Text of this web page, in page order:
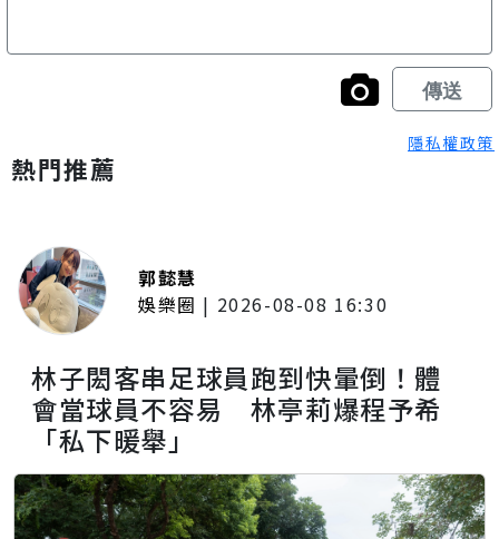
隱私權政策
熱門推薦
郭懿慧
娛樂圈 | 2026-08-08 16:30
林子閎客串足球員跑到快暈倒！體
會當球員不容易 林亭莉爆程予希
「私下暖舉」